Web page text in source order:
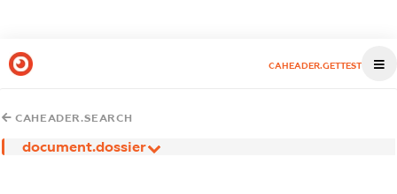
CAHEADER.GETTEST
CAHEADER.SEARCH
document.dossier